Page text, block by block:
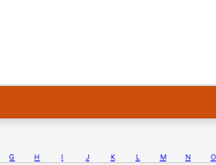
G H I J K L M N O